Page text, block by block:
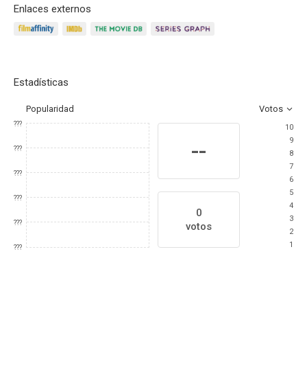
Enlaces externos
Estadísticas
Popularidad Votos
???
???
???
???
???
???
--
0
votos
10
9
8
7
6
5
4
3
2
1